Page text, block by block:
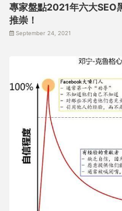
專家盤點2021年六大SEO
推崇！
September 24, 2021